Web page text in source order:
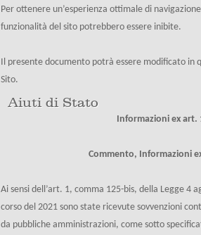
Per ottenere un’esperienza ottimale di
funzionalità del sito potrebbero essere inibite.
Il presente documento potrà essere modificato in
Sito.
Aiuti di Stato
Informazioni ex art.
Commento, Informazioni
Ai sensi dell’art. 1, comma 125-bis, della Legge 4
corso del 2021 sono state ricevute sovvenzioni
da pubbliche amministrazioni, come sotto